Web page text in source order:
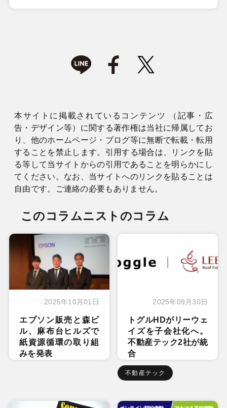
本サイトに掲載されているコンテンツ （記事・広
告・デザイン等）に関する著作権は当社に帰属してお
り、他のホームページ・ブログ等に無断で転載・転用
することを禁止します。引用する場合は、リンクを貼
る等して当サイトからの引用であることを明らかにし
てください。なお、当サイトへのリンクを貼ることは
自由です。ご連絡の必要もありません。
このコラムニストのコラム
2025年10月01日
エプソン販売と森ビ
ル、麻布台ヒルズで
紙資源循環の取り組
みを発表
2025年09月30日
トグルHDがリーウェ
イズを子会社化へ。
不動産テック2社が統
合
不動産テック